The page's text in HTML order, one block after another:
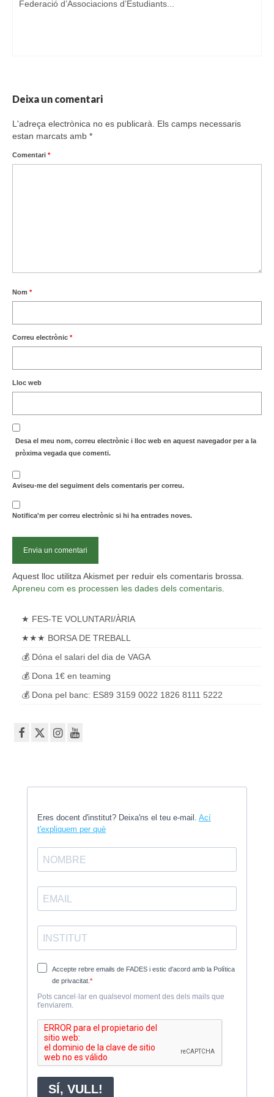
Federació d’Associacions d’Estudiants...
Deixa un comentari
L'adreça electrònica no es publicarà.
Els camps necessaris
estan marcats amb *
Comentari *
Nom *
Correu electrònic *
Lloc web
Desa el meu nom, correu electrònic i lloc web en aquest navegador per a la
pròxima vegada que comenti.
Aviseu-me del seguiment dels comentaris per correu.
Notifica'm per correu electrònic si hi ha entrades noves.
Aquest lloc utilitza Akismet per reduir els comentaris brossa.
Apreneu com es processen les dades dels comentaris
★ FES-TE VOLUNTARI/ÀRIA
★★★ BORSA DE TREBALL
💰 Dóna el salari del dia de VAGA
💰 Dona 1€ en teaming
💰 Dona pel banc: ES89 3159 0022 1826 8111 5222